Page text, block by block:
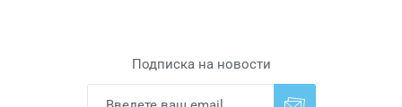
Подписка на новости